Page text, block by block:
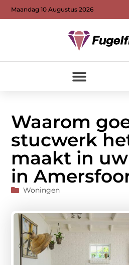
Maandag 10 Augustus 2026
Waarom
stucwerk
maakt in
in
Woningen